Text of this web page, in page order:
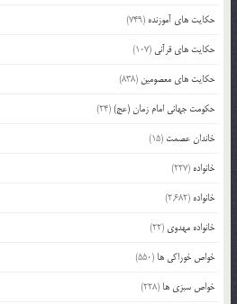
حکایت های آموزنده (749)
حکایت های قرآنی (107)
حکایت های معصومین (838)
حکومت جهانی امام زمان (عج)(24)
خاندان عصمت (15)
خانواده (227)
خانواده (2,682)
خانواده مهدوی (22)
خواص خوراکی ها (550)
خواص سبزی ها (228)